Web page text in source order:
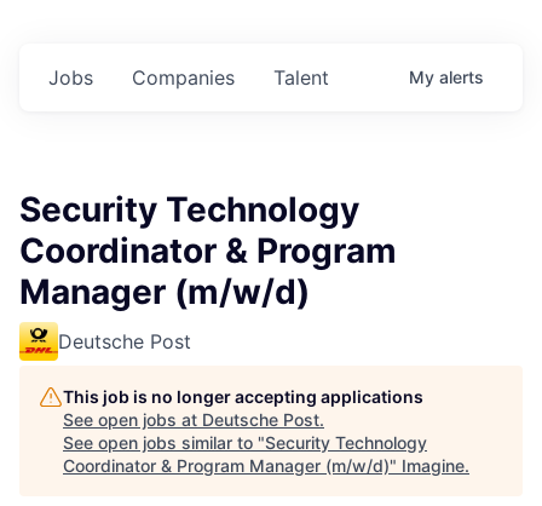
Jobs Companies Talent My alerts
Security Technology
Coordinator & Program
Manager (m/w/d)
Deutsche Post
This job is no longer accepting applications
See open jobs at Deutsche Post.
See open jobs similar to "Security Technology
Coordinator & Program Manager (m/w/d)" Imagine.